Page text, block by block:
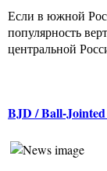
Если в южной
популярность
центральной
BJD / Ball-